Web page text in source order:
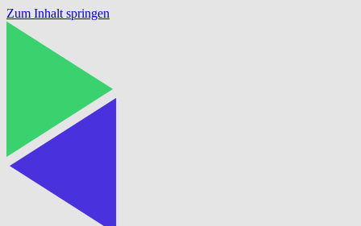
Zum Inhalt springen